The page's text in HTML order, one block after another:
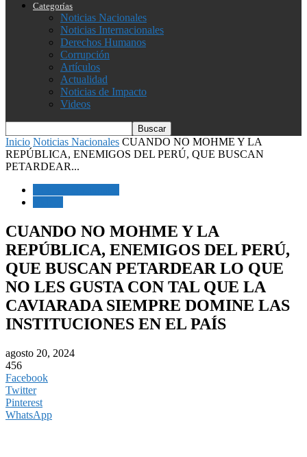
Categorías
Noticias Nacionales
Noticias Internacionales
Derechos Humanos
Corrupción
Artículos
Actualidad
Noticias de Impacto
Videos
Inicio Noticias Nacionales CUANDO NO MOHME Y LA
REPÚBLICA, ENEMIGOS DEL PERÚ, QUE BUSCAN
PETARDEAR...
CUANDO NO MOHME Y LA
REPÚBLICA, ENEMIGOS DEL PERÚ,
QUE BUSCAN PETARDEAR LO QUE
NO LES GUSTA CON TAL QUE LA
CAVIARADA SIEMPRE DOMINE LAS
INSTITUCIONES EN EL PAÍS
agosto 20, 2024
456
Facebook
Twitter
Pinterest
WhatsApp